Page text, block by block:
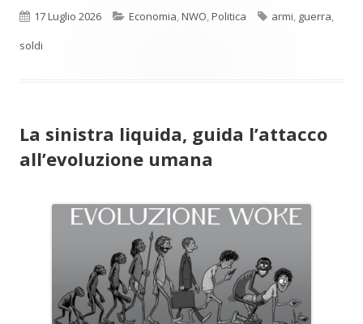
Pubblicato
17 Luglio 2026 Categorie
Economia,NWO,Politica Tag
armi, guerra,
soldi
La sinistra liquida, guida l’attacco
all’evoluzione umana